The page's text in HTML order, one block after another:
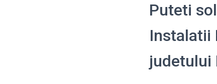
Puteti
Instalatii
judetului